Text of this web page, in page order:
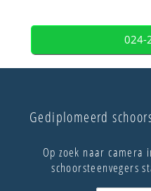
024-
Gediplomeerd
Op zoek naar camera
schoorsteenvegers